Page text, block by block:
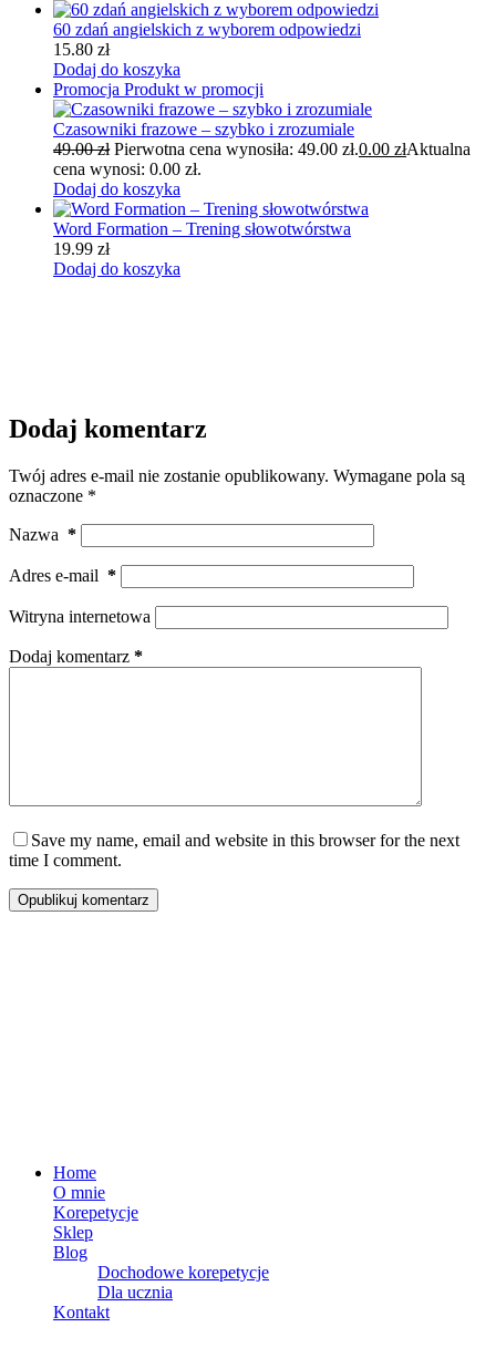
60 zdań angielskich z wyborem odpowiedzi
15.80 zł
Dodaj do koszyka
Promocja Produkt w promocji
Czasowniki frazowe – szybko i zrozumiale
49.00zł Pierwotna cena wynosiła: 49.00 zł.0.00 złAktualna
cena wynosi: 0.00 zł.
Dodaj do koszyka
Word Formation – Trening słowotwórstwa
19.99 zł
Dodaj do koszyka
Dodaj komentarz
Twój adres e-mail nie zostanie opublikowany. Wymagane pola są
oznaczone *
Nazwa *
Adres e-mail *
Witryna internetowa
Dodaj komentarz *
Save my name, email and website in this browser for the next
time I comment.
Opublikuj komentarz
Home
O mnie
Korepetycje
Sklep
Blog
Dochodowe korepetycje
Dla ucznia
Kontakt